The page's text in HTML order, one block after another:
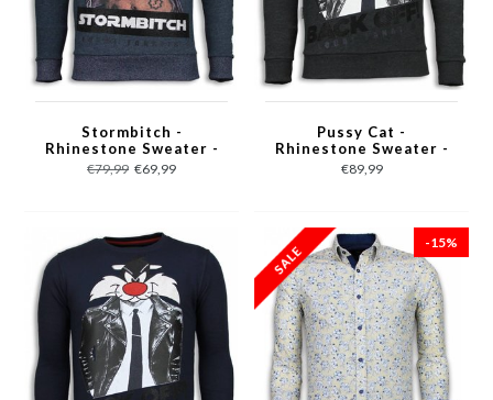
Stormbitch -
Rhinestone Sweater -
Blauw
€79,99 €69,99
Pussy Cat -
Rhinestone Sweater -
Antraciet
€89,99
-15%